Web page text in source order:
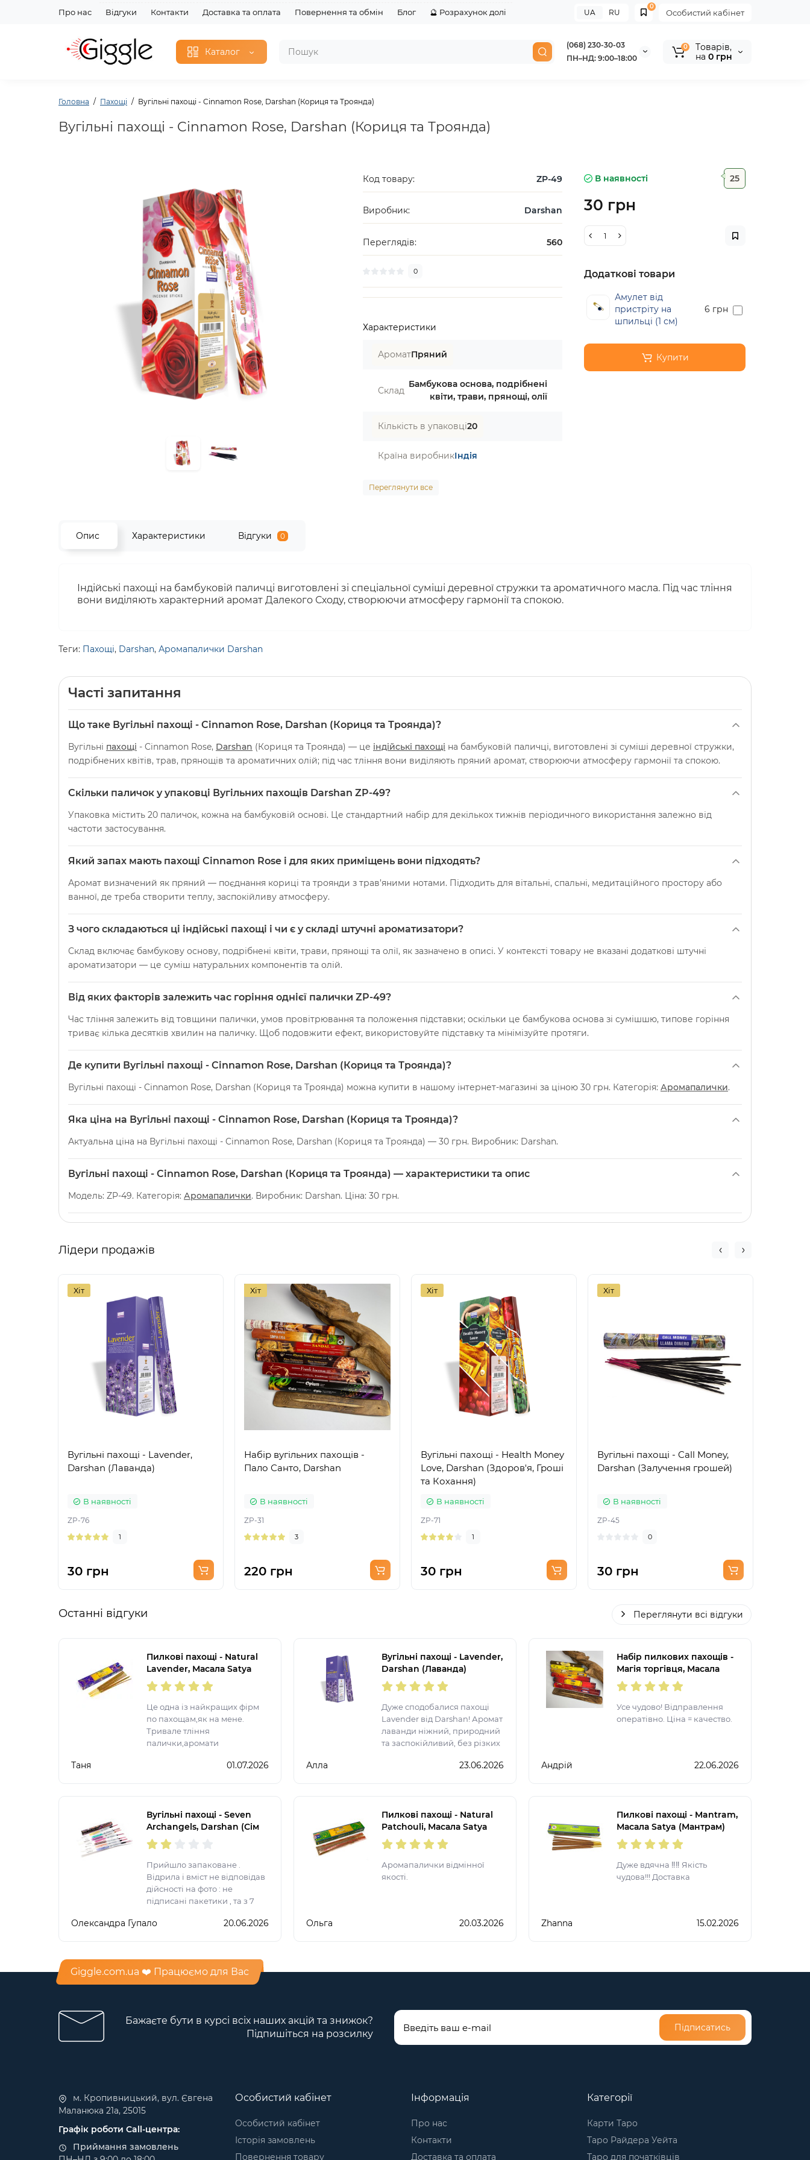
Про нас Відгуки Контакти Доставка та оплата Повернення та обмін Блог 🔮 Розрахунок долі Особистий кабінет
0
UA RU
Каталог
(068) 230-30-03
ПН–НД: 9:00–18:00
0
Tоварів,
на 0 грн
Головна Пахощі Вугільні пахощі - Cinnamon Rose, Darshan (Кориця та Троянда)
Вугільні пахощі - Cinnamon Rose, Darshan (Кориця та Троянда)
Код товару: ZP-49
Виробник: Darshan
Переглядів: 560
0
Характеристики
АроматПряний
Склад
Бамбукова основа, подрібнені
квіти, трави, прянощі, олії
Кількість в упаковці20
Країна виробникІндія
Переглянути все
В наявності 25
30 грн
Додаткові товари
Амулет від
пристріту на
шпильці (1 см)
6 грн
Купити
Опис Характеристики Відгуки 0
Індійські пахощі на бамбуковій паличці виготовлені зі спеціальної суміші деревної стружки та ароматичного масла. Під час тління
вони виділяють характерний аромат Далекого Сходу, створюючи атмосферу гармонії та спокою.
Теги: Пахощі, Darshan, Аромапалички Darshan
Часті запитання
Що таке Вугільні пахощі - Cinnamon Rose, Darshan (Кориця та Троянда)?
Вугільні пахощі - Cinnamon Rose, Darshan (Кориця та Троянда) — це індійські пахощі на бамбуковій паличці, виготовлені зі суміші деревної стружки,
подрібнених квітів, трав, прянощів та ароматичних олій; під час тління вони виділяють пряний аромат, створюючи атмосферу гармонії та спокою.
Скільки паличок у упаковці Вугільних пахощів Darshan ZP-49?
Упаковка містить 20 паличок, кожна на бамбуковій основі. Це стандартний набір для декількох тижнів періодичного використання залежно від
частоти застосування.
Який запах мають пахощі Cinnamon Rose і для яких приміщень вони підходять?
Аромат визначений як пряний — поєднання кориці та троянди з трав’яними нотами. Підходить для вітальні, спальні, медитаційного простору або
ванної, де треба створити теплу, заспокійливу атмосферу.
З чого складаються ці індійські пахощі і чи є у складі штучні ароматизатори?
Склад включає бамбукову основу, подрібнені квіти, трави, прянощі та олії, як зазначено в описі. У контексті товару не вказані додаткові штучні
ароматизатори — це суміш натуральних компонентів та олій.
Від яких факторів залежить час горіння однієї палички ZP-49?
Час тління залежить від товщини палички, умов провітрювання та положення підставки; оскільки це бамбукова основа зі сумішшю, типове горіння
триває кілька десятків хвилин на паличку. Щоб подовжити ефект, використовуйте підставку та мінімізуйте протяги.
Де купити Вугільні пахощі - Cinnamon Rose, Darshan (Кориця та Троянда)?
Вугільні пахощі - Cinnamon Rose, Darshan (Кориця та Троянда) можна купити в нашому інтернет-магазині за ціною 30 грн. Категорія: Аромапалички.
Яка ціна на Вугільні пахощі - Cinnamon Rose, Darshan (Кориця та Троянда)?
Актуальна ціна на Вугільні пахощі - Cinnamon Rose, Darshan (Кориця та Троянда) — 30 грн. Виробник: Darshan.
Вугільні пахощі - Cinnamon Rose, Darshan (Кориця та Троянда) — характеристики та опис
Модель: ZP-49. Категорія: Аромапалички. Виробник: Darshan. Ціна: 30 грн.
Лідери продажів
Хіт
Вугільні пахощі - Lavender,
Darshan (Лаванда)
В наявності
ZP-76
1
30 грн
Хіт
Набір вугільних пахощів -
Пало Санто, Darshan
В наявності
ZP-31
3
220 грн
Хіт
Вугільні пахощі - Health Money
Love, Darshan (Здоров'я, Гроші
та Кохання)
В наявності
ZP-71
1
30 грн
Хіт
Вугільні пахощі - Call Money,
Darshan (Залучення грошей)
В наявності
ZP-45
0
30 грн
Останні відгуки Переглянути всі відгуки
Пилкові пахощі - Natural
Lavender, Масала Satya
(Натуральна Лаванда)
Це одна із найкращих фірм
по пахощам,як на мене.
Тривале тління
палички,аромати
більшість представлених
Таня 01.07.2026
Вугільні пахощі - Lavender,
Darshan (Лаванда)
Дуже сподобалися пахощі
Lavender від Darshan! Аромат
лаванди ніжний, природний
та заспокійливий, без різких
достатньо, щоб наповнити
Алла 23.06.2026
Набір пилкових пахощів -
Магія торгівця, Масала
Satya
Усе чудово! Відправлення
оператівно. Ціна = качество.
Андрій 22.06.2026
Вугільні пахощі - Seven
Archangels, Darshan (Сім
Архангелів)
Прийшло запаковане .
Відрила і вміст не відповідав
дійсності на фото : не
підписані пакетики , та з 7
Олександра Гупало 20.06.2026
Пилкові пахощі - Natural
Patchouli, Масала Satya
(Натуральний пачулі)
Аромапалички відмінної
якості.
Ольга 20.03.2026
Пилкові пахощі - Mantram,
Масала Satya (Мантрам)
Дуже вдячна ‼️‼️ Якість
чудова!!! Доставка
Zhanna 15.02.2026
Giggle.com.ua ❤️ Працюємо для Вас
Бажаєте бути в курсі всіх наших акцій та знижок?
Підпишіться на розсилку
Підписатись
м. Кропивницький, вул. Євгена
Маланюка 21а, 25015
Графік роботи Call-центра:
Приймання замовлень
Особистий кабінет
Особистий кабінет
Історія замовлень
Повернення товару
Інформація
Про нас
Контакти
Доставка та оплата
Категорії
Карти Таро
Таро Райдера Уейта
Таро для початківців